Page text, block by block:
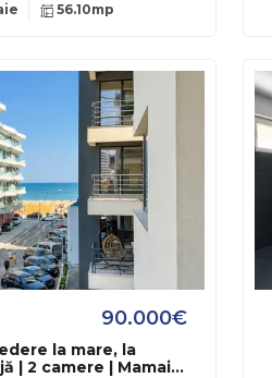
56.10mp
la mare, la
| 2 camere | Mamaia
90.000€